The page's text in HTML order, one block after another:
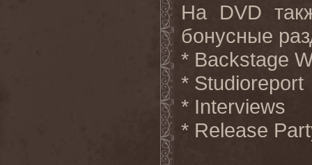
На DVD
бонусные
* Backstage
* Studioreport
* Interviews
* Release